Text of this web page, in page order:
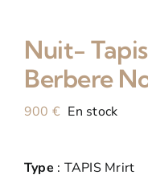
Nuit-
Berbere
900 € En stock
Type : TAPIS Mrirt